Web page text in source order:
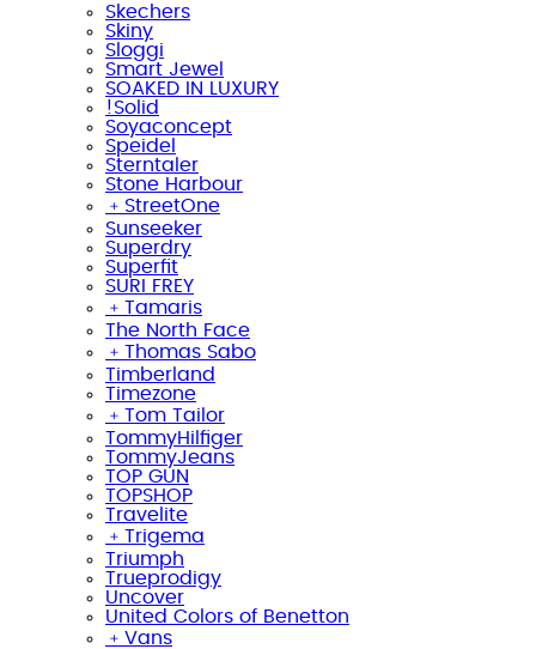
Skechers
Skiny
Sloggi
Smart Jewel
SOAKED IN LUXURY
!Solid
Soyaconcept
Speidel
Sterntaler
Stone Harbour
﹢ StreetOne
Sunseeker
Superdry
Superfit
SURI FREY
﹢ Tamaris
The North Face
﹢ Thomas Sabo
Timberland
Timezone
﹢ Tom Tailor
TommyHilfiger
TommyJeans
TOP GUN
TOPSHOP
Travelite
﹢ Trigema
Triumph
Trueprodigy
Uncover
United Colors of Benetton
﹢ Vans